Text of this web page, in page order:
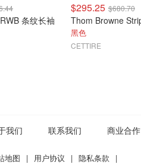
条纹长袖
$295.25 $680.70
黑色
CETTIRE
我们 联系我们 商业合作
地图 | 用户协议 | 隐私条款 |